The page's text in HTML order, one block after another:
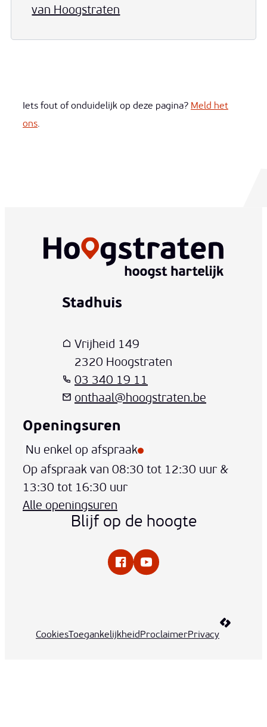
van Hoogstraten
Iets fout of onduidelijk op deze pagina? Meld het
ons.
www-contact-text-name
Stadhuis
Adres
Vrijheid 149
,2320 Hoogstraten
03 340 19 11
E-mail
onthaal@hoogstraten.be
Openingsuren
Nu enkel op afspraak
Op afspraak van 08:30 tot 12:30 uur &
13:30 tot 16:30 uur
Alle openingsuren
Blijf op de hoogte
FacebookYouTube
Cookies ToegankelijkheidProclaimerPrivacy
LCP nv